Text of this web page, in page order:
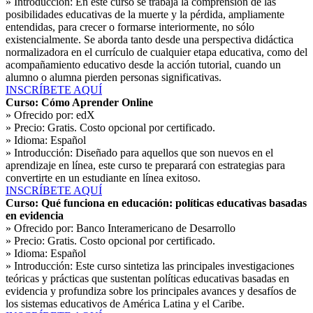
posibilidades educativas de la muerte y la pérdida, ampliamente
entendidas, para crecer o formarse interiormente, no sólo
existencialmente. Se aborda tanto desde una perspectiva didáctica
normalizadora en el currículo de cualquier etapa educativa, como del
acompañamiento educativo desde la acción tutorial, cuando un
alumno o alumna pierden personas significativas.
INSCRÍBETE AQUÍ
Curso: Cómo Aprender Online
» Ofrecido por: edX
» Precio: Gratis. Costo opcional por certificado.
» Idioma: Español
» Introducción: Diseñado para aquellos que son nuevos en el
aprendizaje en línea, este curso te preparará con estrategias para
convertirte en un estudiante en línea exitoso.
INSCRÍBETE AQUÍ
Curso: Qué funciona en educación: políticas educativas basadas
en evidencia
» Ofrecido por: Banco Interamericano de Desarrollo
» Precio: Gratis. Costo opcional por certificado.
» Idioma: Español
» Introducción: Este curso sintetiza las principales investigaciones
teóricas y prácticas que sustentan políticas educativas basadas en
evidencia y profundiza sobre los principales avances y desafíos de
los sistemas educativos de América Latina y el Caribe.